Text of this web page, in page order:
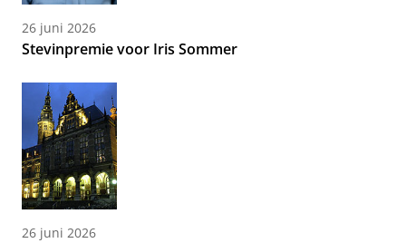
26 juni 2026
Stevinpremie voor Iris Sommer
26 juni 2026